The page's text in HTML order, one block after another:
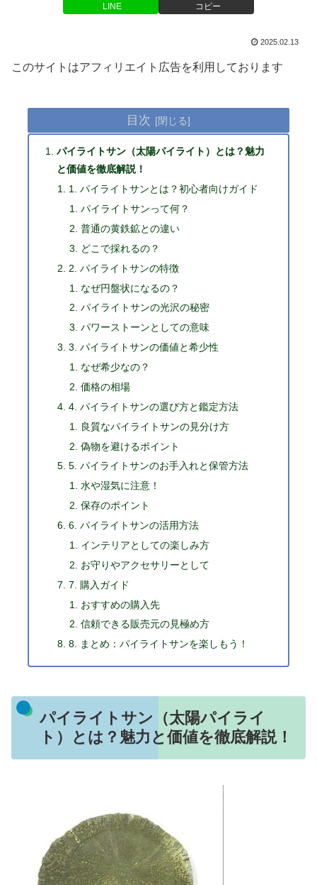
LINE コピー
2025.02.13
このサイトはアフィリエイト広告を利用しております
目次
パイライトサン（太陽パイライト）とは？魅力
と価値を徹底解説！
1. パイライトサンとは？初心者向けガイド
パイライトサンって何？
普通の黄鉄鉱との違い
どこで採れるの？
2. パイライトサンの特徴
なぜ円盤状になるの？
パイライトサンの光沢の秘密
パワーストーンとしての意味
3. パイライトサンの価値と希少性
なぜ希少なの？
価格の相場
4. パイライトサンの選び方と鑑定方法
良質なパイライトサンの見分け方
偽物を避けるポイント
5. パイライトサンのお手入れと保管方法
水や湿気に注意！
保存のポイント
6. パイライトサンの活用方法
インテリアとしての楽しみ方
お守りやアクセサリーとして
7. 購入ガイド
おすすめの購入先
信頼できる販売元の見極め方
8. まとめ：パイライトサンを楽しもう！
パイライトサン（太陽パイライ
ト）とは？魅力と価値を徹底解説！